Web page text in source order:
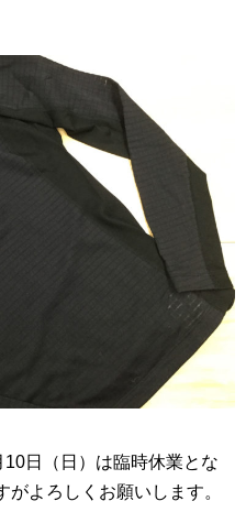
日（日）は臨時休業とな
よろしくお願いします。